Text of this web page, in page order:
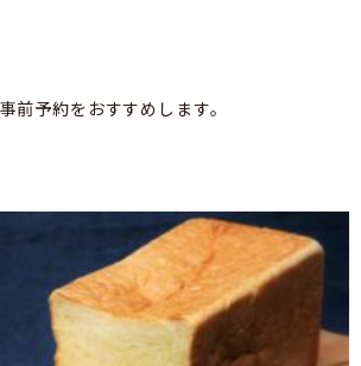
前予約をおすすめします。